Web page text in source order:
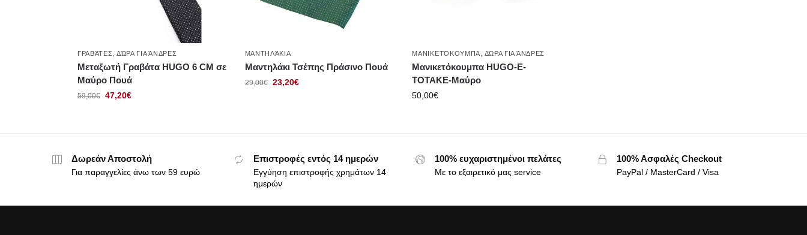
ΓΡΑΒΆΤΕΣ ΔΏΡΑ ΓΙΑ ΆΝΔΡΕΣ
Μεταξωτή Γραβάτα HUGO 6 CΜ σε
Μαύρο Πουά
59,00€ 47,20€
ΜΑΝΤΗΛΆΚΙΑ
Μαντηλάκι Τσέπης Πράσινο Πουά
29,00€ 23,20€
ΜΑΝΙΚΕΤΌΚΟΥΜΠΑ ΔΏΡΑ ΓΙΑ ΆΝΔΡΕΣ
Μανικετόκουμπα HUGO-E-
TOTAKE-Μαύρο
50,00€
Δωρεάν Αποστολή
Για παραγγελίες άνω των 59 ευρώ
Επιστροφές εντός 14 ημερών
Εγγύηση επιστροφής χρημάτων 14
ημερών
100% ευχαριστημένοι πελάτες
Με το εξαιρετικό μας service
100% Ασφαλές Checkout
PayPal / MasterCard / Visa